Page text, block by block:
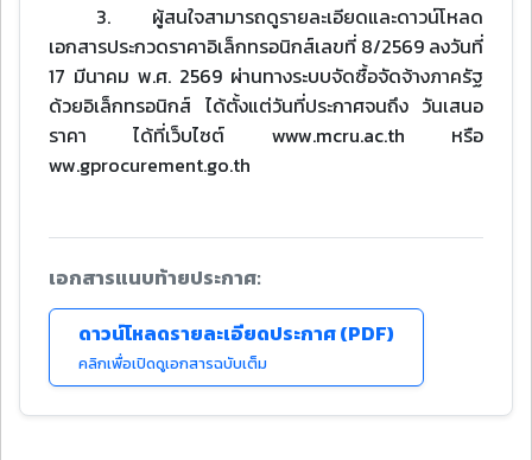
3. ผู้สนใจสามารถดูรายละเอียดและดาวน์โหลด
เอกสารประกวดราคาอิเล็กทรอนิกส์เลขที่ 8/2569 ลงวันที่
17 มีนาคม พ.ศ. 2569 ผ่านทางระบบจัดซื้อจัดจ้างภาครัฐ
ด้วยอิเล็กทรอนิกส์ ได้ตั้งแต่วันที่ประกาศจนถึง วันเสนอ
ราคา ได้ที่เว็บไซต์ www.mcru.ac.th หรือ
ww.gprocurement.go.th
เอกสารแนบท้ายประกาศ:
ดาวน์โหลดรายละเอียดประกาศ (PDF)
คลิกเพื่อเปิดดูเอกสารฉบับเต็ม